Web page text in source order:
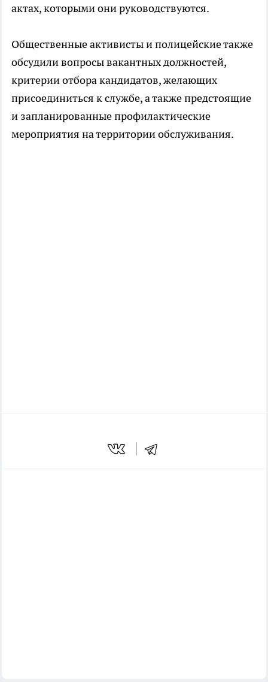
актах, которыми они руководствуются.
Общественные активисты и полицейские также
обсудили вопросы вакантных должностей,
критерии отбора кандидатов, желающих
присоединиться к службе, а также предстоящие
и запланированные профилактические
мероприятия на территории обслуживания.